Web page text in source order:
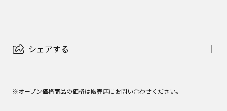
シェアする
※オープン価格商品の価格は販売店にお問い合わせください。